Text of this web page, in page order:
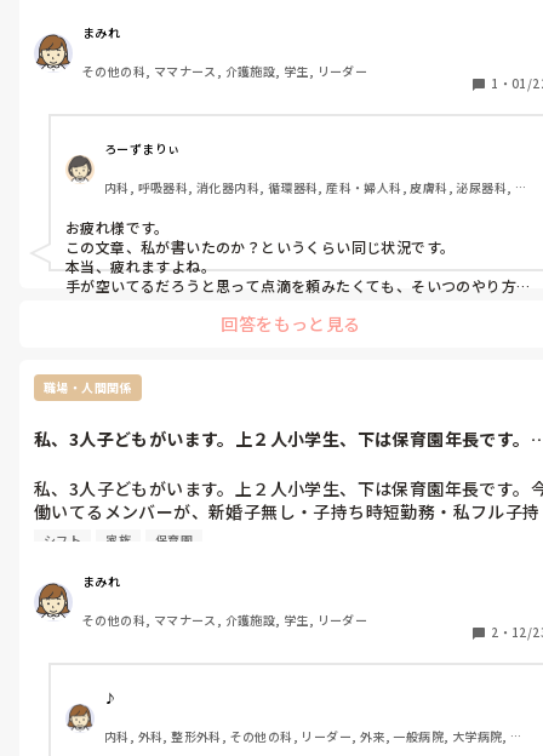
まみれ
その他の科, ママナース, 介護施設, 学生, リーダー
1 ・ 01/
ろーずまりぃ
内科, 呼吸器科, 消化器内科, 循環器科, 産科・婦人科, 皮膚科, 泌尿器科, マ
健診
お疲れ様です。
この文章、私が書いたのか？というくらい同じ状況です。
本当、疲れますよね。
手が空いてるだろうと思って点滴を頼みたくても、そいつのやり方
かないので、その工程を考えると自分でやった方が早い。でも人が
出しますが手は出さない。手を出したと思うと｢中途半端になってる
からどう手伝っていいか分からない｣と言って去っていきます。
事があるので、そっちをガッツリやらせるようにしてます。
そいつの特性まで考えて仕事するのって大変ですよね。
本当にお疲れ様です。
回答をもっと見る
職場・人間関係
私、3人子どもがいます。上２人小学生、下は保育園年長です。
私、3人子どもがいます。上２人小学生、下は保育園年長です。
働いてるメンバーが、新婚子無し・子持ち時短勤務・私フル子持
ちです。1人時短勤務になってから２人でシフトを回してます。
務の方は土日祝日は休みじゃないと働けない‥とのことで平日勤
務のみです。私も子どもがいるので休日出勤日は家族に預けたり
調整しながは働いてます😥最近、負担感がしんどくなってきまし
シフト 家族 保育園
まみれ
その他の科, ママナース, 介護施設, 学生, リーダー
2 ・ 12/
♪
内科, 外科, 整形外科, その他の科, リーダー, 外来, 一般病院, 大学病院, 慢